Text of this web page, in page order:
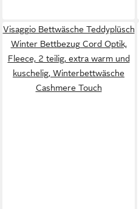
Visaggio Bettwäsche Teddyplüsch
Winter Bettbezug Cord Optik,
Fleece, 2 teilig, extra warm und
kuschelig, Winterbettwäsche
Cashmere Touch